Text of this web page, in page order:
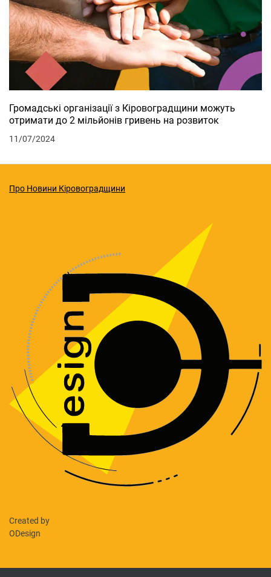
Громадські організації з Кіровоградщини можуть
отримати до 2 мільйонів гривень на розвиток
11/07/2024
Про Новини Кіровоградщини
Created by
ODesign